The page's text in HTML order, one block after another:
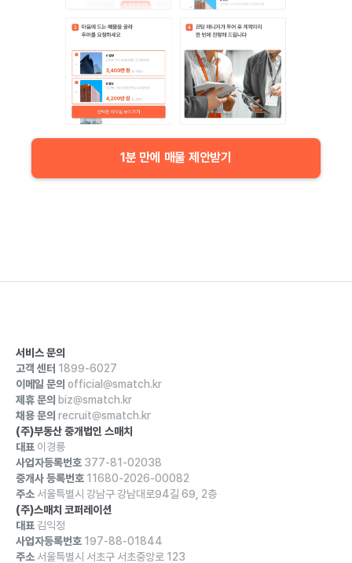
1분 만에 매물 제안받기
서비스 문의
고객 센터 1899-6027
이메일 문의 official@smatch.kr
제휴 문의 biz@smatch.kr
채용 문의 recruit@smatch.kr
(주)부동산 중개법인 스매치
대표 이경룡
사업자등록번호 377-81-02038
중개사 등록번호 11680-2026-00082
주소 서울특별시 강남구 강남대로94길 69, 2층
(주)스매치 코퍼레이션
대표 김익정
사업자등록번호 197-88-01844
주소 서울특별시 서초구 서초중앙로 123